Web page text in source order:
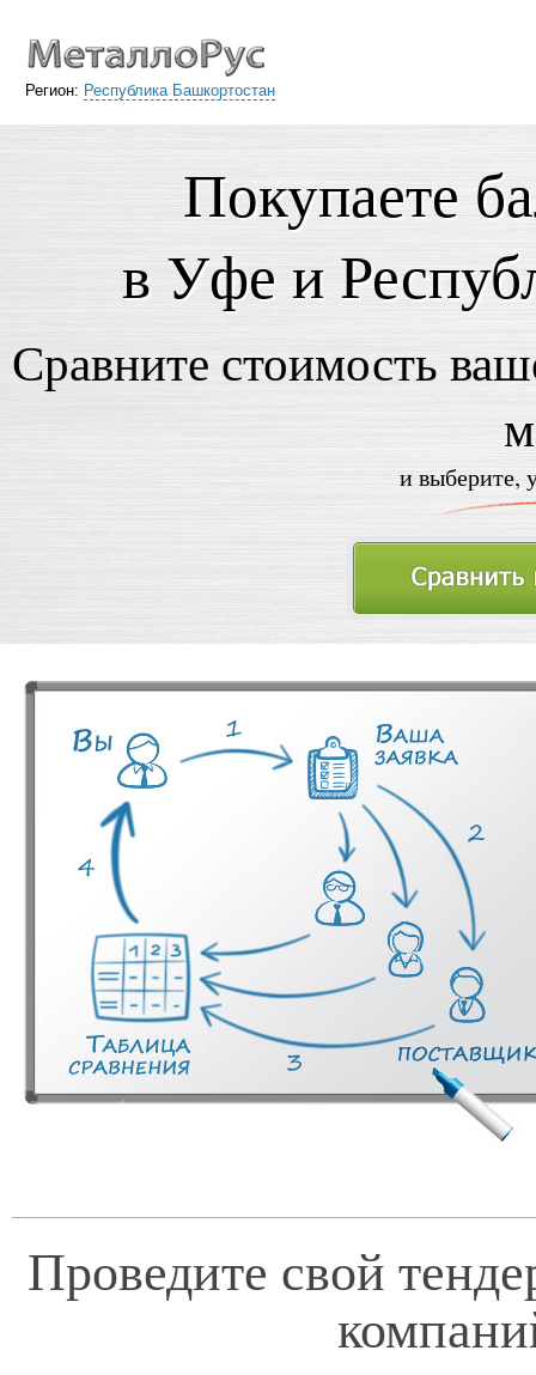
Регион: Республика Башкортостан
Покупаете
в Уфе и
Сравните стоимость
и выберите,
Проведите свой